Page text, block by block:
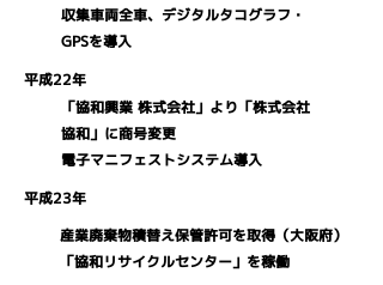
収集車両全車、デジタルタコグラフ・
GPSを導入
平成22年
「協和興業 株式会社」より「株式会社
協和」に商号変更
電子マニフェストシステム導入
平成23年
​産業廃棄物積替え保管許可を取得（大阪府）
​「協和リサイクルセンター」を稼働